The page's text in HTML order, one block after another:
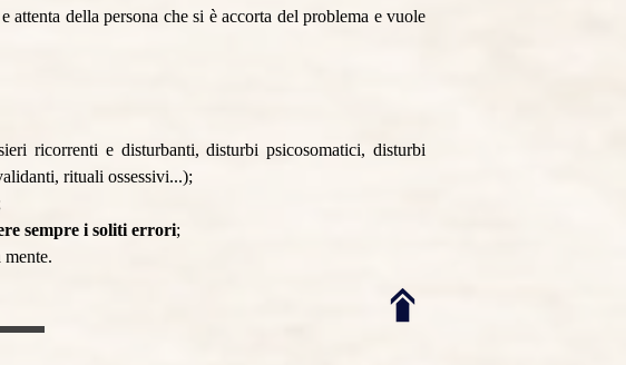
attenta della persona che si è accorta del problema e vuole
ricorrenti e disturbanti, disturbi psicosomatici, disturbi
rituali ossessivi...);
sempre i soliti errori;